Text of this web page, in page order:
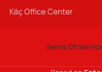
Kılıç Office Center
Terms Of